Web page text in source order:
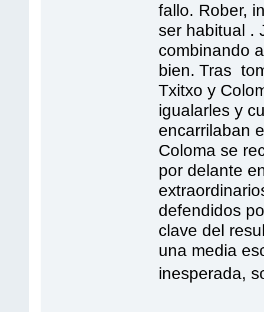
fallo. Rober,
ser habitual .
combinando
bien. Tras
Txitxo y
igualarles y
encarrilaban
Coloma se
por delante
defendidos
clave del
una media
inesperada,